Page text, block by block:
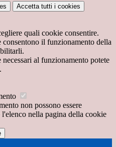
Accetta tutti i cookies
quali cookie consentire.
il funzionamento della
al funzionamento potete
.
non possono essere
nella pagina della cookie